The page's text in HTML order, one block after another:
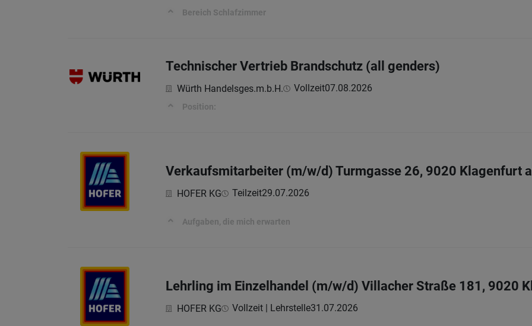
Bereich Schlafzimmer
Technischer Vertrieb Brandschutz (all genders)
Würth Handelsges.m.b.H. Vollzeit07.08.2026
Position:
Verkaufsmitarbeiter (m/w/d) Turmgasse 26, 9020 Klagenfurt
HOFER KG Teilzeit29.07.2026
Aufgaben, die mich erwarten
Lehrling im Einzelhandel (m/w/d) Villacher Straße 181, 9020
HOFER KG Vollzeit | Lehrstelle31.07.2026